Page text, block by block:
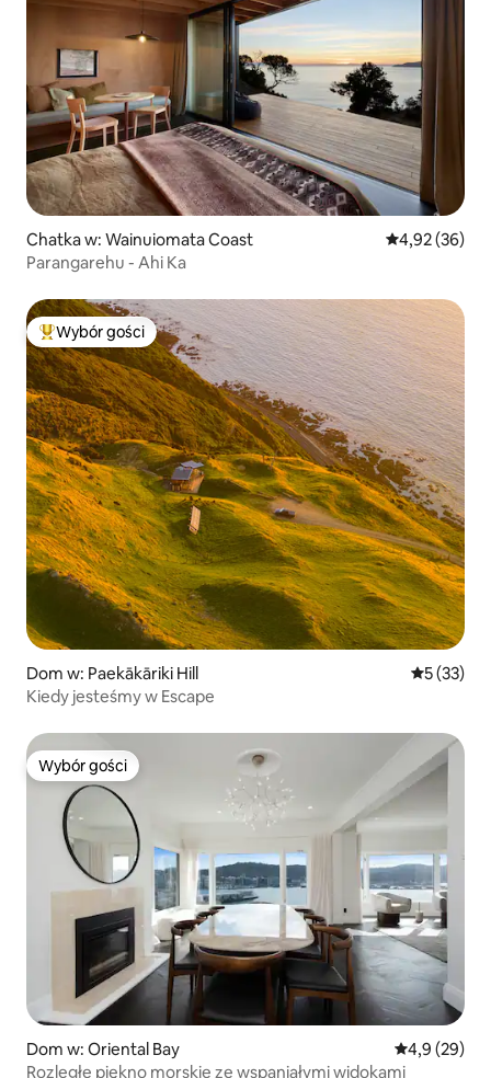
Chatka w: Wainuiomata Coast Średnia
4,92 (36)
Parangarehu - Ahi Ka
Najpopularniejsze z kategorii Wybór gości
Wybór gości
Dom w: Paekākāriki Hill Średnia
5 (33)
Kiedy jesteśmy w Escape
Wybór gości
Wybór gości
Dom w: Oriental Bay Średnia
4,9 (29)
Rozległe piękno morskie ze wspaniałymi widokami